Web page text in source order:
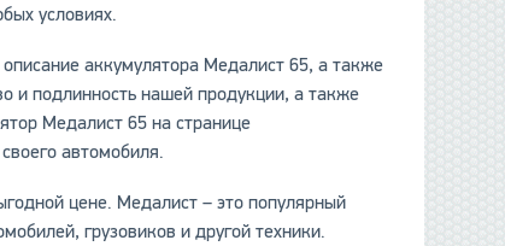
условиях.
аккумулятора Медалист 65, а также
и подлинность нашей продукции, а также
Медалист 65 на странице
автомобиля.
цене. Медалист – это популярный
грузовиков и другой техники.